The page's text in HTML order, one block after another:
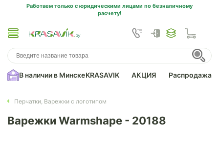
Работаем только с юридическими лицами по безналичному
расчету!
В наличии в МинскеKRASAVIK АКЦИЯ Распродажа
Перчатки, Варежки с логотипом
Варежки Warmshape - 20188